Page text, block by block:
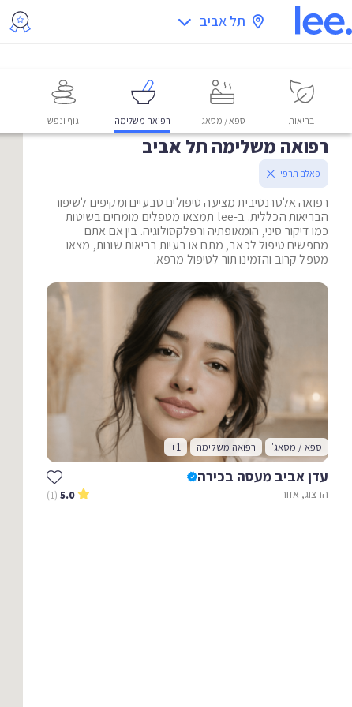
תל אביב
בריאות ספא / מסאג' רפואה משלימה גוף ונפש
רפואה משלימה תל אביב
פאלם תרפי
רפואה אלטרנטיבית מציעה טיפולים טבעיים ומקיפים לשיפור
הבריאות הכללית. ב-lee תמצאו מטפלים מומחים בשיטות
כמו דיקור סיני, הומאופתיה ורפלקסולוגיה. בין אם אתם
מחפשים טיפול לכאב, מתח או בעיות בריאות שונות, מצאו
מטפל קרוב והזמינו תור לטיפול מרפא.
ספא / מסאג' רפואה משלימה +1
עדן אביב מעסה בכירה
הרצוג, אזור 5.0
(1)